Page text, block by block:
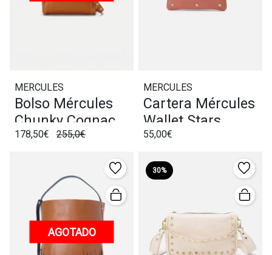
MERCULES
Bolso Mércules
Chunky Cognac
178,50€ 255,0€
MERCULES
Cartera Mércules
Wallet Stars
Terracota
55,00€
AGOTADO
30%